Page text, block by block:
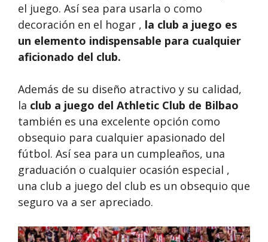
el juego. Así sea para usarla o como
decoración en el hogar , la club a juego es
un elemento indispensable para cualquier
aficionado del club.
Además de su diseño atractivo y su calidad,
la club a juego del Athletic Club de Bilbao
también es una excelente opción como
obsequio para cualquier apasionado del
fútbol. Así sea para un cumpleaños, una
graduación o cualquier ocasión especial ,
una club a juego del club es un obsequio que
seguro va a ser apreciado.